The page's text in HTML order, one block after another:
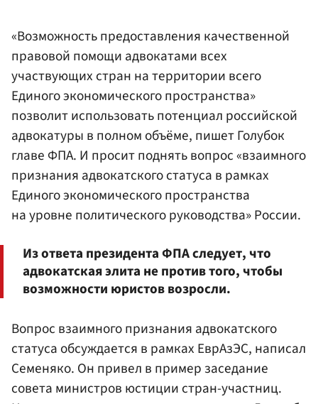
«Возможность предоставления качественной
правовой помощи адвокатами всех
участвующих стран на территории всего
Единого экономического пространства»
позволит использовать потенциал российской
адвокатуры в полном объёме, пишет Голубок
главе ФПА. И просит поднять вопрос «взаимного
признания адвокатского статуса в рамках
Единого экономического пространства
на уровне политического руководства» России.
Из ответа президента ФПА следует, что
адвокатская элита не против того, чтобы
возможности юристов возросли.
Вопрос взаимного признания адвокатского
статуса обсуждается в рамках ЕврАзЭС, написал
Семеняко. Он привел в пример заседание
совета министров юстиции стран-участниц.